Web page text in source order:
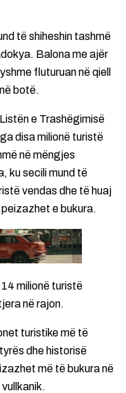
të shiheshin tashmë
Balona me ajër
fluturuan në qiell
botë.
e Trashëgimisë
disa milionë turistë
në mëngjes
​​ku secili mund të
vendas dhe të huaj
e bukura.
milionë turistë
në rajon.
turistike më të
dhe historisë
më të bukura në